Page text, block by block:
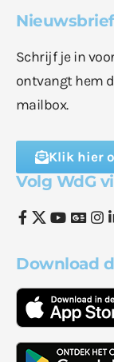
Nieuwsbrief
Schrijf je in
ontvangt hem
mailbox.
Klik hier
Volg WdG
Download